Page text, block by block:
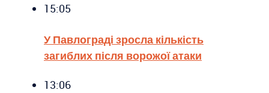
15:05
У Павлограді зросла кількість
загиблих після ворожої атаки
13:06